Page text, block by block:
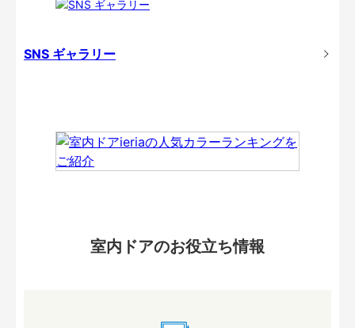
SNS ギャラリー
室内ドアのお役立ち情報